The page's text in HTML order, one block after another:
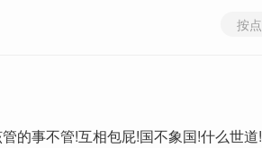
按
的事不管!互相包屁!国不象国!什么世道!